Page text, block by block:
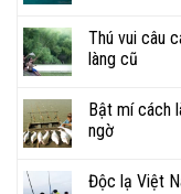
Thú vui câu
làng cũ
Bật mí cách
ngờ
Độc lạ Việt